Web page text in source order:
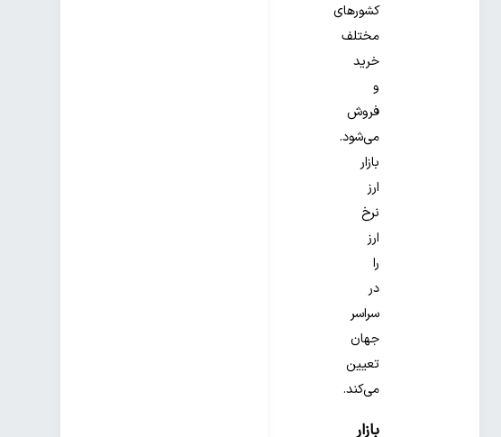
کشورهای
مختلف
خرید
و
فروش
می‌شود.
بازار
ارز
نرخ
ارز
را
در
سراسر
جهان
تعیین
می‌کند.
بازار